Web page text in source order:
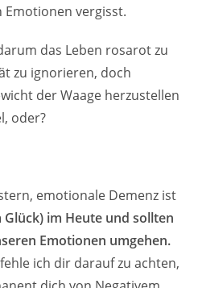
vergisst.
das Leben rosarot zu
zu ignorieren, doch
der Waage herzustellen
oder?
emotionale Demenz ist
Glück) im Heute und sollten
Emotionen umgehen.
ich dir darauf zu achten,